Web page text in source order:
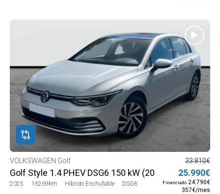
VOLKSWAGEN Golf
Golf Style 1.4 PHEV DSG6 150 kW (204 CV)
2025 16269km Híbrido Enchufable DSG6
33.810€
25.990€
Financiado 24.790€
357€/mes